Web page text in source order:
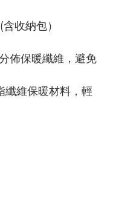
收納包）
佈保暖纖維，避免
維保暖材料，輕